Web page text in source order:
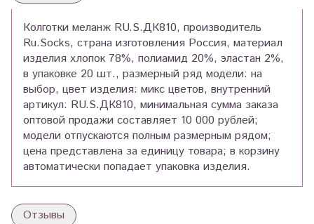
Колготки меланж RU.S.ДК810, производитель
Ru.Socks, страна изготовления Россия, материал
изделия хлопок 78%, полиамид 20%, эластан 2%,
в упаковке 20 шт., размерный ряд модели: на
выбор, цвет изделия: микс цветов, внутренний
артикул: RU.S.ДК810, минимальная сумма заказа
оптовой продажи составляет 10 000 рублей;
модели отпускаются полным размерным рядом;
цена представлена за единицу товара; в корзину
автоматически попадает упаковка изделия.
Отзывы